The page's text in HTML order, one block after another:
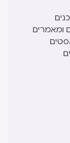
ומאמרים